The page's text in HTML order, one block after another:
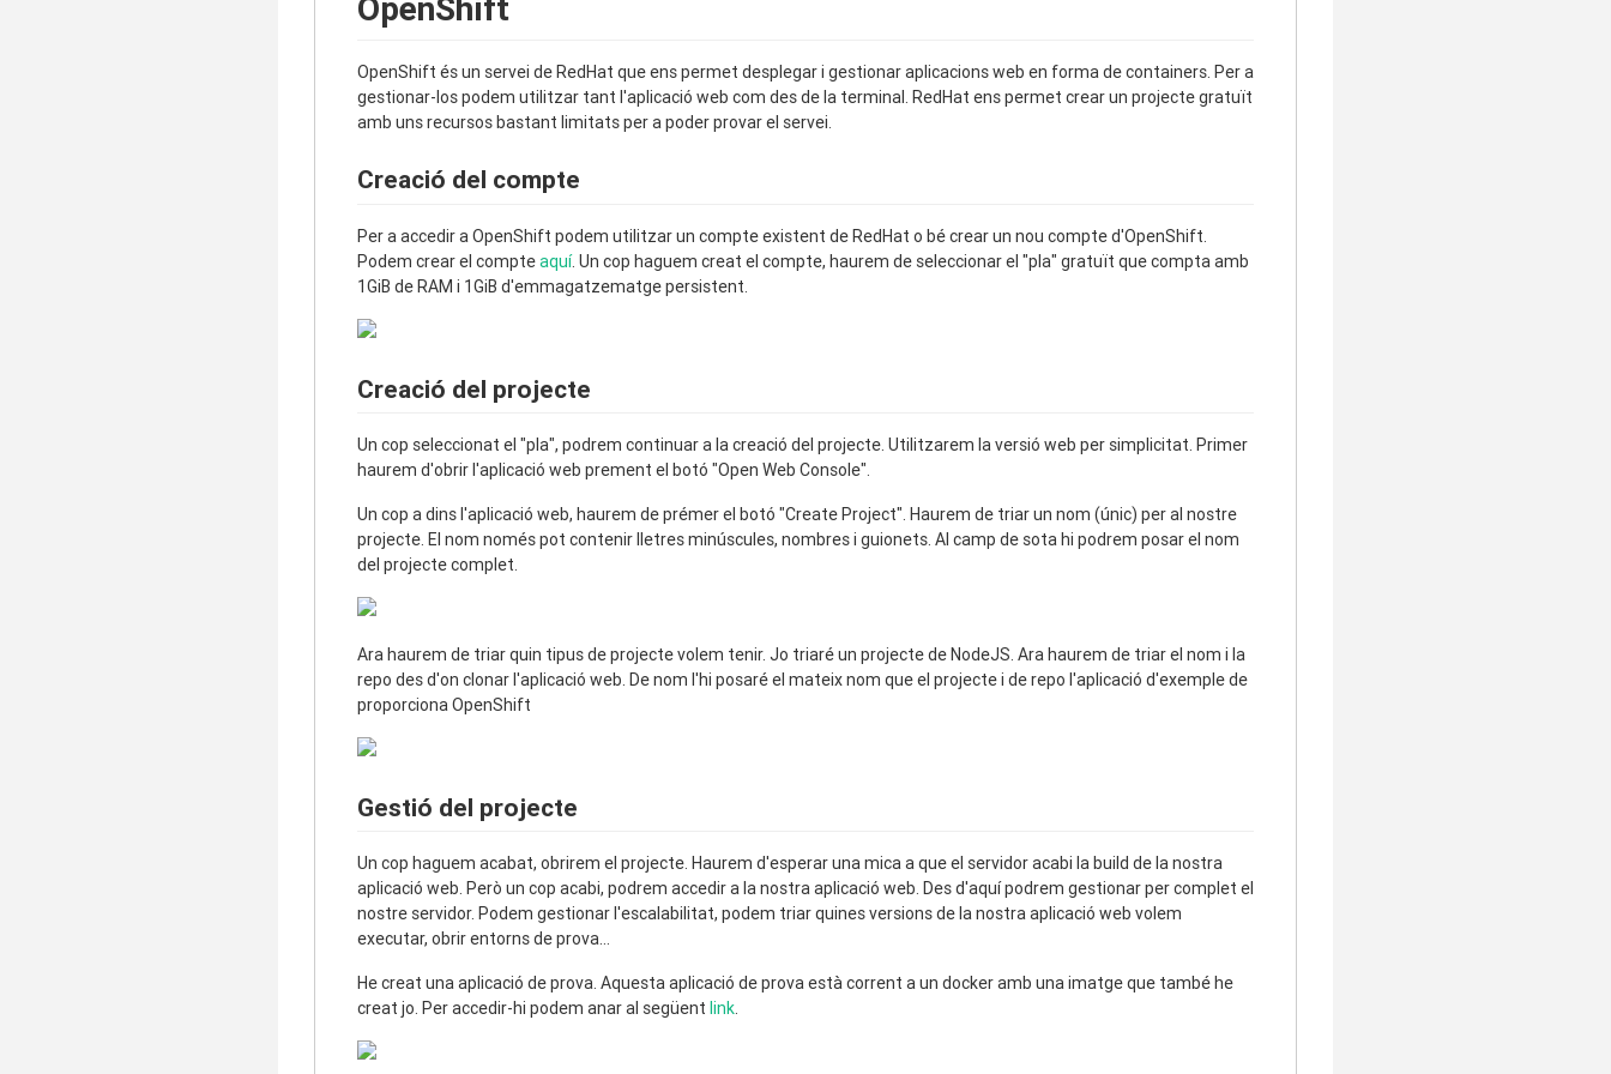
OpenShift
OpenShift és un servei de RedHat que ens permet desplegar i gestionar aplicacions web en forma de containers. Per a
gestionar-los podem utilitzar tant l'aplicació web com des de la terminal. RedHat ens permet crear un projecte gratuït
amb uns recursos bastant limitats per a poder provar el servei.
Creació del compte
Per a accedir a OpenShift podem utilitzar un compte existent de RedHat o bé crear un nou compte d'OpenShift.
Podem crear el compteaquí. Un cop haguem creat el compte, haurem de seleccionar el "pla" gratuït que compta amb
1GiB de RAM i 1GiB d'emmagatzematge persistent.
Creació del projecte
Un cop seleccionat el "pla", podrem continuar a la creació del projecte. Utilitzarem la versió web per simplicitat. Primer
haurem d'obrir l'aplicació web prement el botó "Open Web Console".
Un cop a dins l'aplicació web, haurem de prémer el botó "Create Project". Haurem de triar un nom (únic) per al nostre
projecte. El nom només pot contenir lletres minúscules, nombres i guionets. Al camp de sota hi podrem posar el nom
del projecte complet.
Ara haurem de triar quin tipus de projecte volem tenir. Jo triaré un projecte de NodeJS. Ara haurem de triar el nom i la
repo des d'on clonar l'aplicació web. De nom l'hi posaré el mateix nom que el projecte i de repo l'aplicació d'exemple de
proporciona OpenShift
Gestió del projecte
Un cop haguem acabat, obrirem el projecte. Haurem d'esperar una mica a que el servidor acabi la build de la nostra
aplicació web. Però un cop acabi, podrem accedir a la nostra aplicació web. Des d'aquí podrem gestionar per complet el
nostre servidor. Podem gestionar l'escalabilitat, podem triar quines versions de la nostra aplicació web volem
executar, obrir entorns de prova...
He creat una aplicació de prova. Aquesta aplicació de prova està corrent a un docker amb una imatge que també he
creat jo. Per accedir-hi podem anar al següent link.